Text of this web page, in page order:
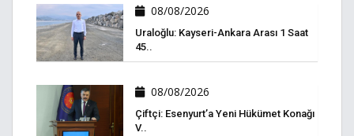
08/08/2026
Uraloğlu: Kayseri-Ankara Arası 1 Saat
45..
08/08/2026
Çiftçi: Esenyurt’a Yeni Hükümet Konağı
V..